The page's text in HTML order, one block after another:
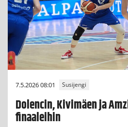
7.5.2026 08:01 Susijengi
Dolencin, Kivimäen ja
finaaleihin